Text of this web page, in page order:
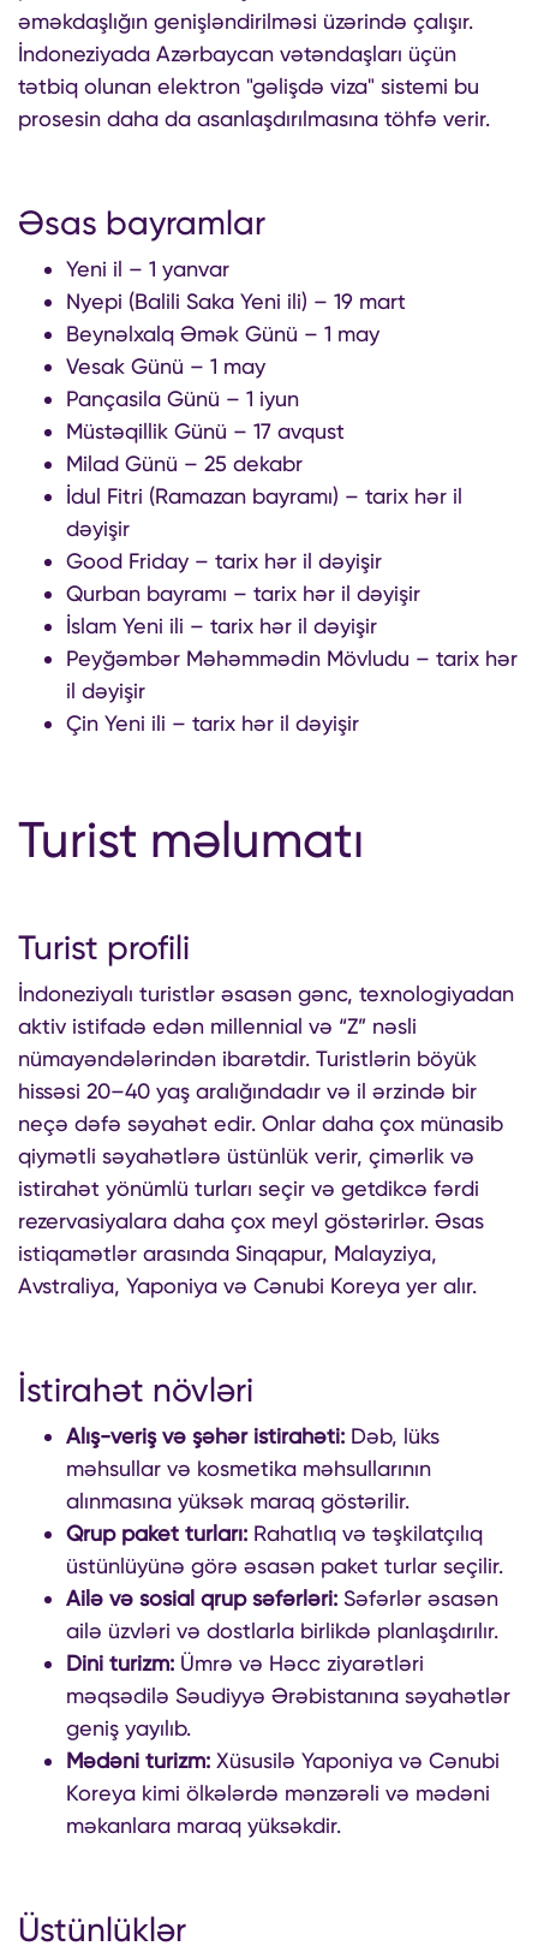
əməkdaşlığın genişləndirilməsi üzərində çalışır.
İndoneziyada Azərbaycan vətəndaşları üçün
tətbiq olunan elektron "gəlişdə viza" sistemi bu
prosesin daha da asanlaşdırılmasına töhfə verir.
Əsas bayramlar
Yeni il – 1 yanvar
Nyepi (Balili Saka Yeni ili) – 19 mart
Beynəlxalq Əmək Günü – 1 may
Vesak Günü – 1 may
Pançasila Günü – 1 iyun
Müstəqillik Günü – 17 avqust
Milad Günü – 25 dekabr
İdul Fitri (Ramazan bayramı) – tarix hər il
dəyişir
Good Friday – tarix hər il dəyişir
Qurban bayramı – tarix hər il dəyişir
İslam Yeni ili – tarix hər il dəyişir
Peyğəmbər Məhəmmədin Mövludu – tarix hər
il dəyişir
Çin Yeni ili – tarix hər il dəyişir
Turist məlumatı
Turist profili
İndoneziyalı turistlər əsasən gənc, texnologiyadan
aktiv istifadə edən millennial və “Z” nəsli
nümayəndələrindən ibarətdir. Turistlərin böyük
hissəsi 20–40 yaş aralığındadır və il ərzində bir
neçə dəfə səyahət edir. Onlar daha çox münasib
qiymətli səyahətlərə üstünlük verir, çimərlik və
istirahət yönümlü turları seçir və getdikcə fərdi
rezervasiyalara daha çox meyl göstərirlər. Əsas
istiqamətlər arasında Sinqapur, Malayziya,
Avstraliya, Yaponiya və Cənubi Koreya yer alır.
İstirahət növləri
Alış-veriş və şəhər istirahəti: Dəb, lüks
məhsullar və kosmetika məhsullarının
alınmasına yüksək maraq göstərilir.
Qrup paket turları: Rahatlıq və təşkilatçılıq
üstünlüyünə görə əsasən paket turlar seçilir.
Ailə və sosial qrup səfərləri: Səfərlər əsasən
ailə üzvləri və dostlarla birlikdə planlaşdırılır.
Dini turizm: Ümrə və Həcc ziyarətləri
məqsədilə Səudiyyə Ərəbistanına səyahətlər
geniş yayılıb.
Mədəni turizm: Xüsusilə Yaponiya və Cənubi
Koreya kimi ölkələrdə mənzərəli və mədəni
məkanlara maraq yüksəkdir.
Üstünlüklər